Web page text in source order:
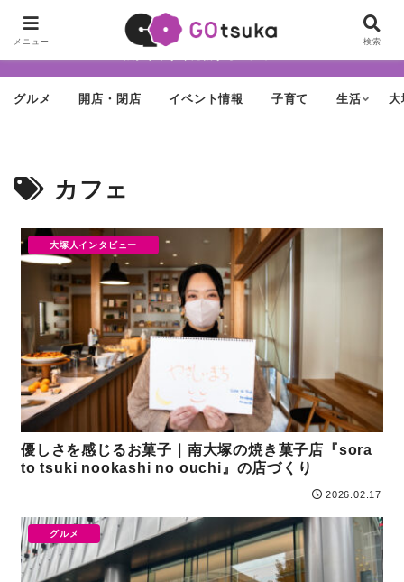
ちょっと怪しげだけど最近どんどん進化する街「大塚」の魅力を面白く・
グルメ 開店・閉店 イベント情報 子育て 生活 大
カフェ
大塚人インタビュー
優しさを感じるお菓子｜南大塚の焼き菓子店『sora
to tsuki nookashi no ouchi』の店づくり
2026.02.17
グルメ
メニュー 検索